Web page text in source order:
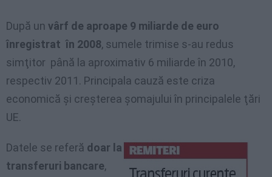
După un vârf de aproape 9 miliarde de euro
înregistrat în 2008, sumele trimise s-au redus
simţitor până la aproximativ 6 miliarde în 2010,
respectiv 2011. Principala cauză este criza
economică şi creşterea şomajului în principalele ţări
UE.
Datele se referă doar la
transferuri bancare,